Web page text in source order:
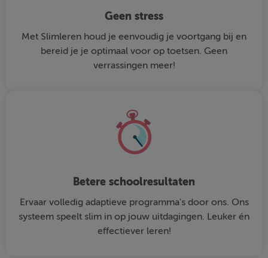
Geen stress
Met Slimleren houd je eenvoudig je voortgang bij en
bereid je je optimaal voor op toetsen. Geen
verrassingen meer!
Betere schoolresultaten
Ervaar volledig adaptieve programma's door ons. Ons
systeem speelt slim in op jouw uitdagingen. Leuker én
effectiever leren!